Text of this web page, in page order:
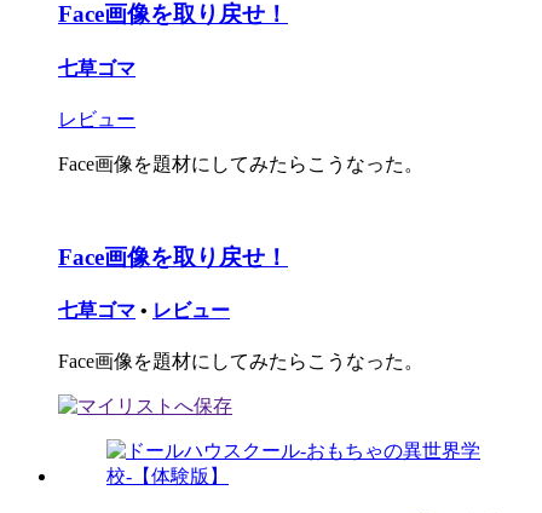
Face画像を取り戻せ！
七草ゴマ
レビュー
Face画像を題材にしてみたらこうなった。
Face画像を取り戻せ！
七草ゴマ • レビュー
Face画像を題材にしてみたらこうなった。